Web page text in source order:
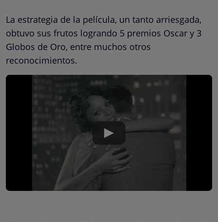
La estrategia de la película, un tanto arriesgada,
obtuvo sus frutos logrando 5 premios Oscar y 3
Globos de Oro, entre muchos otros
reconocimientos.